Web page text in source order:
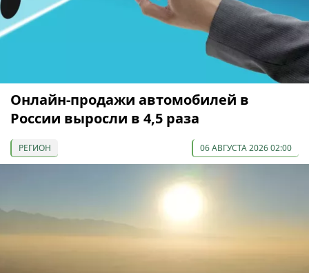
Онлайн-продажи автомобилей в
России выросли в 4,5 раза
РЕГИОН 06 АВГУСТА 2026 02:00